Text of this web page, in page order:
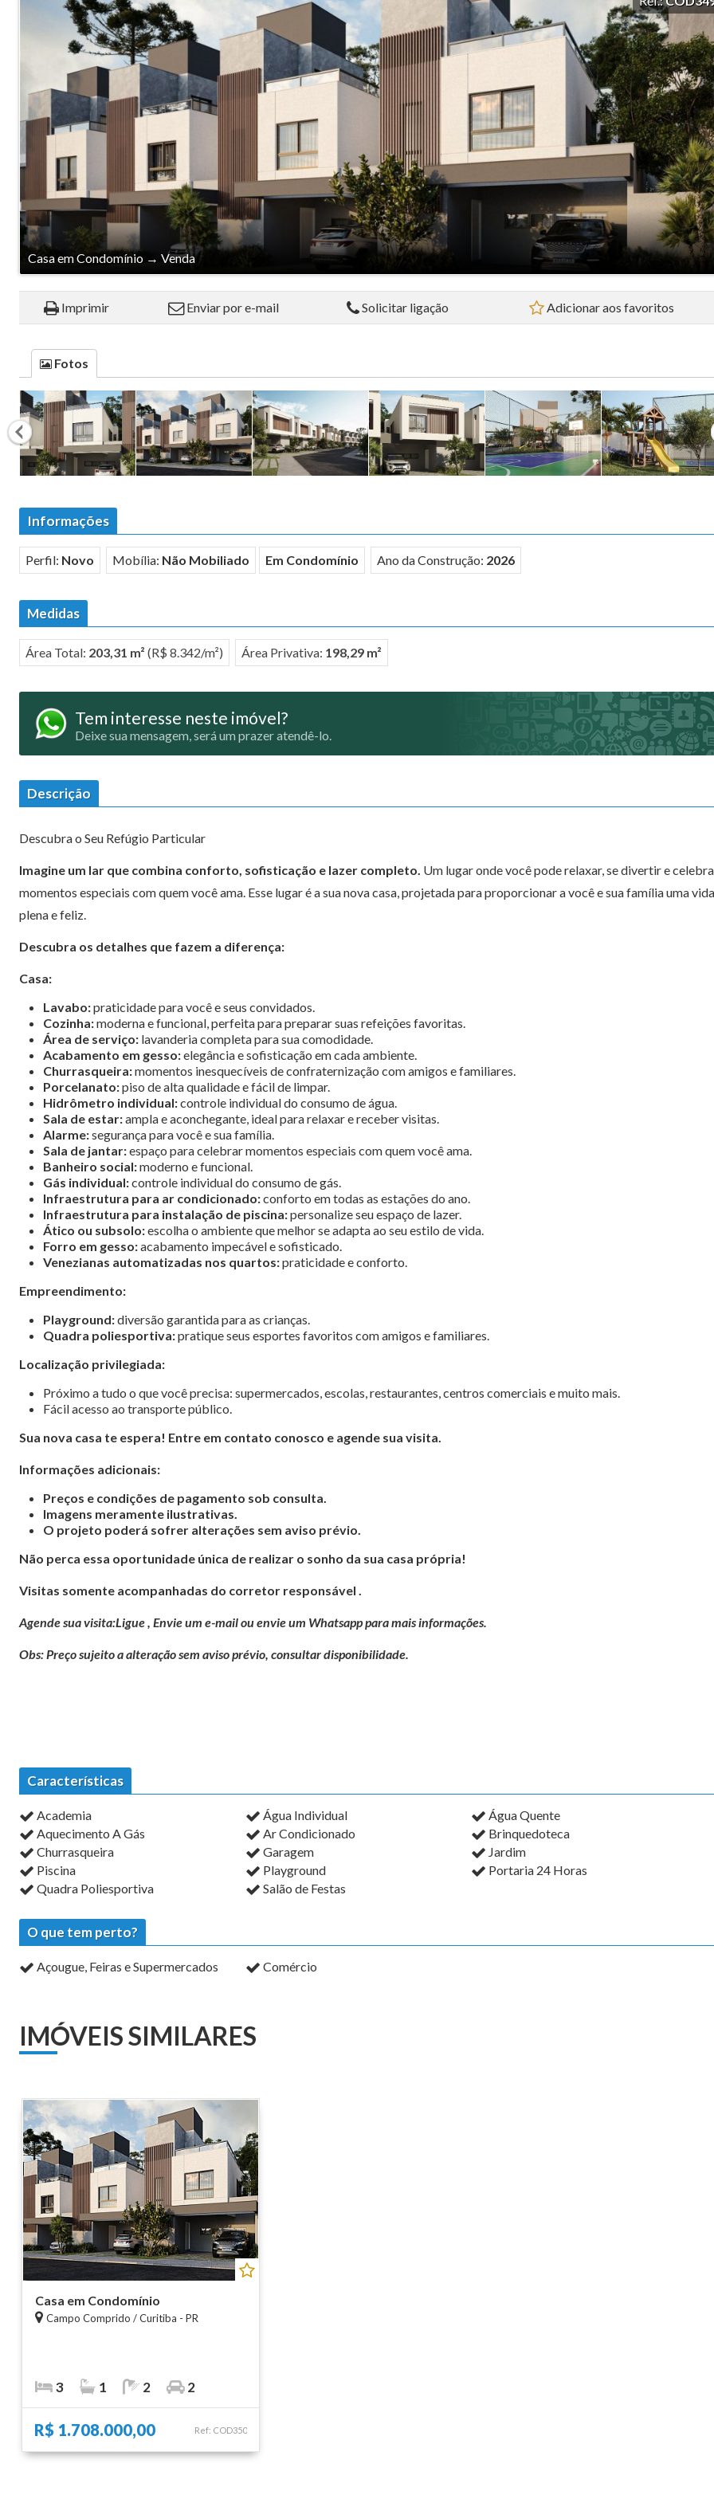
Loja (4)
Prédio (1)
Sala Comercial (2)
Sobrado (5)
Studio (4)
Terreno (3)
Terreno em Condomínio (3)
Casa em Condomínio → Venda
Imprimir Enviar por e-mail Solicitar ligação Adicionar aos favoritos
Fotos
Informações
Perfil: Novo Mobília: Não Mobiliado Em Condomínio Ano da Construção: 2026
Medidas
Área Total: 203,31 m² (R$ 8.342/m²) Área Privativa: 198,29 m²
Tem interesse neste imóvel?
Deixe sua mensagem, será um prazer atendê-lo.
Descrição
Descubra o Seu Refúgio Particular
Imagine um lar que combina conforto, sofisticação e lazer completo. Um lugar onde você pode relaxar, se divertir e
momentos especiais com quem você ama. Esse lugar é a sua nova casa, projetada para proporcionar a você e sua família uma vida
plena e feliz.
Descubra os detalhes que fazem a diferença:
Casa:
Lavabo:praticidade para você e seus convidados.
Cozinha:moderna e funcional, perfeita para preparar suas refeições favoritas.
Área de serviço: lavanderia completa para sua comodidade.
Acabamento em gesso:elegância e sofisticação em cada ambiente.
Churrasqueira:momentos inesquecíveis de confraternização com amigos e familiares.
Porcelanato:piso de alta qualidade e fácil de limpar.
Hidrômetro individual:controle individual do consumo de água.
Sala de estar:ampla e aconchegante, ideal para relaxar e receber visitas.
Alarme:segurança para você e sua família.
Sala de jantar:espaço para celebrar momentos especiais com quem você ama.
Banheiro social:moderno e funcional.
Gás individual:controle individual do consumo de gás.
Infraestrutura para ar condicionado:conforto em todas as estações do ano.
Infraestrutura para instalação de piscina:personalize seu espaço de lazer.
Ático ou subsolo:escolha o ambiente que melhor se adapta ao seu estilo de vida.
Forro em gesso:acabamento impecável e sofisticado.
Venezianas automatizadas nos quartos:praticidade e conforto.
Empreendimento:
Playground:diversão garantida para as crianças.
Quadra poliesportiva:pratique seus esportes favoritos com amigos e familiares.
Localização privilegiada:
Próximo a tudo o que você precisa: supermercados, escolas, restaurantes, centros comerciais e muito mais.
Fácil acesso ao transporte público.
Sua nova casa te espera! Entre em contato conosco e agende sua visita.
Informações adicionais:
Preços e condições de pagamento sob consulta.
Imagens meramente ilustrativas.
O projeto poderá sofrer alterações sem aviso prévio.
Não perca essa oportunidade única de realizar o sonho da sua casa própria!
Visitas somente acompanhadas do corretor responsável .
Agende sua visita:Ligue , Envie um e-mail ou envie um Whatsapp para mais informações.
Obs: Preço sujeito a alteração sem aviso prévio, consultar disponibilidade.
Características
Academia Água Individual
Água Quente
Aquecimento A Gás
Ar Condicionado
Brinquedoteca
Churrasqueira
Garagem
Jardim
Piscina
Playground
Portaria 24 Horas
Quadra Poliesportiva
Salão de Festas
O que tem perto?
Açougue, Feiras e Supermercados Comércio
IMÓVEIS SIMILARES
Ref: COD350
Casa em Condomínio
Campo Comprido / Curitiba - PR
R$ 1.708.000,00
3 1 2 2